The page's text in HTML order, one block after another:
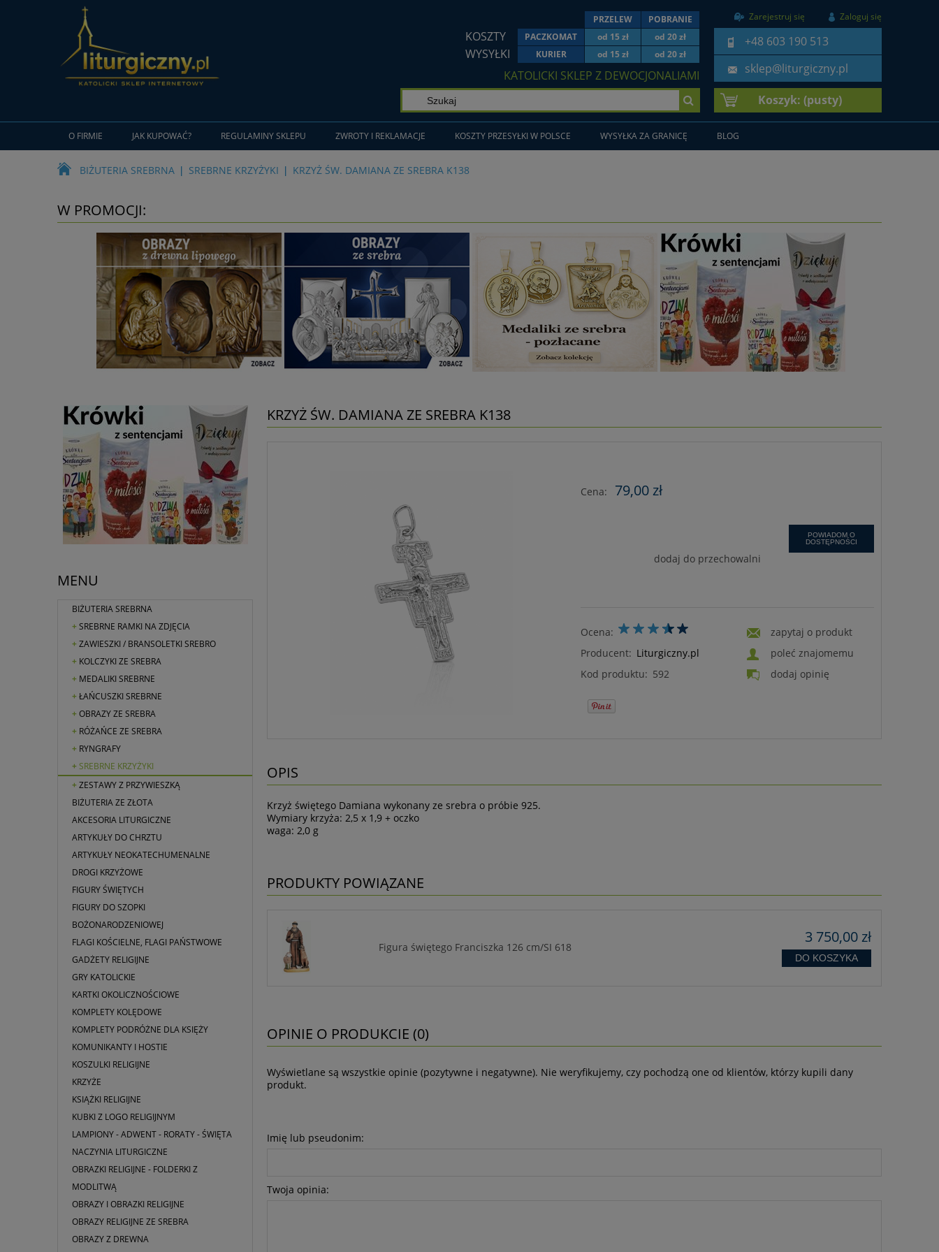
Zarejestruj się Zaloguj się
+48 603 190 513
sklep@liturgiczny.pl
PRZELEW POBRANIE
KOSZTY PACZKOMAT od 15 zł od 20 zł
WYSYŁKI KURIER od 15 zł od 20 zł
KATOLICKI SKLEP Z DEWOCJONALIAMI
Koszyk: (pusty)
O FIRMIE JAK KUPOWAĆ? REGULAMINY SKLEPU ZWROTY I REKLAMACJE KOSZTY PRZESYŁKI W POLSCE WYSYŁKA ZA GRANICĘ BLOG
BIŻUTERIA SREBRNA SREBRNE KRZYŻYKI KRZYŻ ŚW. DAMIANA ZE SREBRA K138
W PROMOCJI:
MENU
BIŻUTERIA SREBRNA
SREBRNE RAMKI NA ZDJĘCIA
ZAWIESZKI / BRANSOLETKI SREBRO
KOLCZYKI ZE SREBRA
MEDALIKI SREBRNE
ŁAŃCUSZKI SREBRNE
OBRAZY ZE SREBRA
RÓŻAŃCE ZE SREBRA
RYNGRAFY
SREBRNE KRZYŻYKI
ZESTAWY Z PRZYWIESZKĄ
BIŻUTERIA ZE ZŁOTA
AKCESORIA LITURGICZNE
ARTYKUŁY DO CHRZTU
ARTYKUŁY NEOKATECHUMENALNE
DROGI KRZYŻOWE
FIGURY ŚWIĘTYCH
FIGURY DO SZOPKI
BOŻONARODZENIOWEJ
FLAGI KOŚCIELNE, FLAGI PAŃSTWOWE
GADŻETY RELIGIJNE
GRY KATOLICKIE
KARTKI OKOLICZNOŚCIOWE
KOMPLETY KOLĘDOWE
KOMPLETY PODRÓŻNE DLA KSIĘŻY
KOMUNIKANTY I HOSTIE
KOSZULKI RELIGIJNE
KRZYŻE
KSIĄŻKI RELIGIJNE
KUBKI Z LOGO RELIGIJNYM
LAMPIONY - ADWENT - RORATY - ŚWIĘTA
NACZYNIA LITURGICZNE
OBRAZKI RELIGIJNE - FOLDERKI Z
MODLITWĄ
OBRAZY I OBRAZKI RELIGIJNE
OBRAZY RELIGIJNE ZE SREBRA
OBRAZY Z DREWNA
KRZYŻ ŚW. DAMIANA ZE SREBRA K138
Cena: 79,00 zł
POWIADOM O
DOSTĘPNOŚCI
dodaj do przechowalni
Ocena:
Producent: Liturgiczny.pl
Kod produktu: 592
zapytaj o produkt
poleć znajomemu
dodaj opinię
OPIS
Krzyż świętego Damiana wykonany ze srebra o próbie 925.
Wymiary krzyża: 2,5 x 1,9 + oczko
waga: 2,0 g
PRODUKTY POWIĄZANE
Figura świętego Franciszka 126 cm/SI 618
3 750,00 zł
DO KOSZYKA
OPINIE O PRODUKCIE (0)
Wyświetlane są wszystkie opinie (pozytywne i negatywne). Nie weryfikujemy, czy pochodzą one od klientów, którzy kupili dany
produkt.
Imię lub pseudonim:
Twoja opinia: